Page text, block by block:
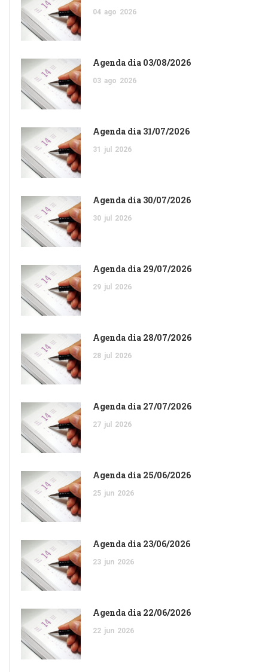
04 ago 2026
Agenda dia 03/08/2026
03 ago 2026
Agenda dia 31/07/2026
31 jul 2026
Agenda dia 30/07/2026
30 jul 2026
Agenda dia 29/07/2026
29 jul 2026
Agenda dia 28/07/2026
28 jul 2026
Agenda dia 27/07/2026
27 jul 2026
Agenda dia 25/06/2026
25 jun 2026
Agenda dia 23/06/2026
23 jun 2026
Agenda dia 22/06/2026
22 jun 2026